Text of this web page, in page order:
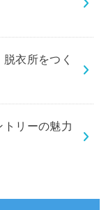
衣所をつく
リーの魅力